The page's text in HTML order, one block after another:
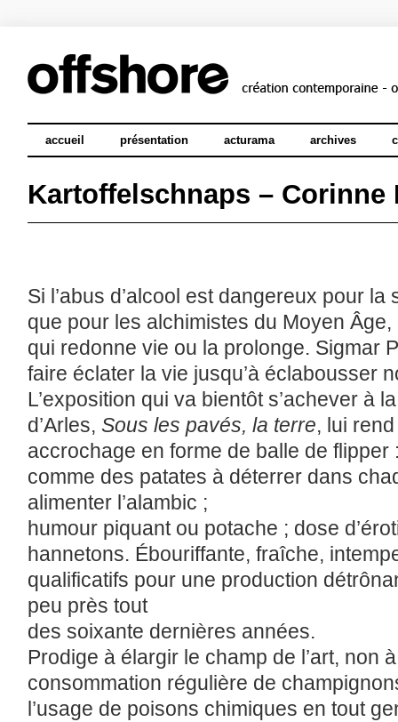
accueil présentation acturama archives
Kartoffelschnaps – Corinne
Si l’abus d’alcool est dangereux pour
que pour les alchimistes du Moyen
qui redonne vie ou la prolonge. Sigmar
faire éclater la vie jusqu’à éclabousser
L’exposition qui va bientôt s’achever à
d’Arles, Sous les pavés, la terre, lui
accrochage en forme de balle de
comme des patates à déterrer dans
alimenter l’alambic ;
humour piquant ou potache ; dose
hannetons. Ébouriffante, fraîche,
qualificatifs pour une production
peu près tout
des soixante dernières années.
Prodige à élargir le champ de l’art, non
consommation régulière de
l’usage de poisons chimiques en tout